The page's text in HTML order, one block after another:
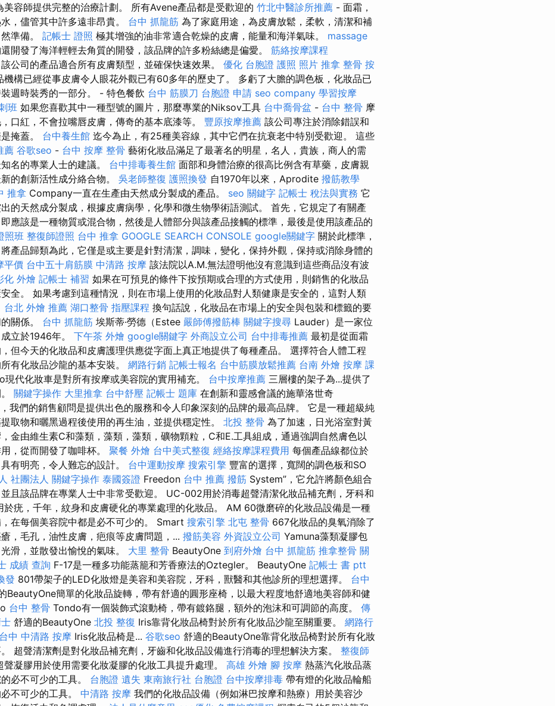
美容師提供完整的治療計劃。 所有Avene產品都是受歡迎的 竹北中醫診所推薦 - 面霜，
，儘管其中許多遠非昂貴。 台中 抓龍筋 為了家庭用途，為皮膚放鬆，柔軟，清潔和補
準備。 記帳士 證照 極其增強的油非常適合乾燥的皮膚，能量和海洋氣味。 massage
開發了海洋輕輕去角質的開發，該品牌的許多粉絲總是偏愛。 筋絡按摩課程
公司的產品適合所有皮膚類型，並確保快速效果。 優化 台胞證 護照 照片 推拿 整骨 按
機構已經從事皮膚令人眼花外觀已有60多年的歷史了。 多虧了大膽的調色板，化妝品已
週時裝秀的一部分。 - 特色餐飲 台中 筋膜刀 台胞證 申請 seo company 學習按摩
班 如果您喜歡其中一種型號的圖片，那麼專業的Niksov工具 台中喬骨盆 - 台中 整骨 摩
口紅，不會拉嘴唇皮膚，傳奇的基本底漆等。 豐原按摩推薦 該公司專注於消除錯誤和
掩蓋。 台中養生館 迄今為止，有25種美容線，其中它們在抗衰老中特別受歡迎。 這些
薦 谷歌seo - 台中 按摩 整骨 藝術化妝品滿足了最著名的明星，名人，貴族，商人的需
名的專業人士的建議。 台中排毒養生館 面部和身體治療的很高比例含有草藥，皮膚親
的創新活性成分絡合物。 吳老師整復 護照換發 自1970年以來，Aprodite 撥筋教學
推拿 Company一直在生產由天然成分製成的產品。 seo 關鍵字 記帳士 稅法與實務 它
的天然成分製成，根據皮膚病學，化學和微生物學術語測試。 首先，它規定了有關產
應該是一種物質或混合物，然後是人體部分與該產品接觸的標準，最後是使用該產品的
照班 整復師證照 台中 推拿 GOOGLE SEARCH CONSOLE google關鍵字 關於此標準，
產品歸類為此，它僅是或主要是針對清潔，調味，變化，保持外觀，保持或消除身體的
平價 台中五十肩筋膜 中清路 按摩 該法院以A.M.無法證明他沒有意識到這些商品沒有波
化 外燴 記帳士 補習 如果在可預見的條件下按預期或合理的方式使用，則銷售的化妝品
全。 如果考慮到這種情況，則在市場上使用的化妝品對人類健康是安全的，這對人類
台北 外燴 推薦 湖口整骨 指壓課程 換句話說，化妝品在市場上的安全與包裝和標籤的要
關係。 台中 抓龍筋 埃斯蒂·勞德（Estee 嚴師傅撥筋棒 關鍵字搜尋 Lauder）是一家位
立於1946年。 下午茶 外燴 google關鍵字 外商設立公司 台中排毒推薦 最初是從面霜
但今天的化妝品和皮膚護理供應從字面上真正地提供了每種產品。 選擇符合人體工程
有化妝品沙龍的基本安裝。 網路行銷 記帳士報名 台中筋膜放鬆推薦 台南 外燴 按摩 課
代化妝車是對所有按摩或美容院的實用補充。 台中按摩推薦 三層樓的架子為...提供了
關鍵字操作 大里推拿 台中舒壓 記帳士 題庫 在創新和靈感會議的施華洛世奇
我們的銷售顧問是提供出色的服務和令人印象深刻的品牌的最高品牌。 它是一種超級純
取物和曬黑過程後使用的再生油，並提供穩定性。 北投 整骨 為了加速，日光浴室對黃
金由維生素C和藻類，藻類，藻類，礦物顆粒，C和E.工具組成，通過強調自然膚色以
，從而開發了咖啡杯。 聚餐 外燴 台中美式整復 經絡按摩課程費用 每個產品線都位於
有明亮，令人難忘的設計。 台中運動按摩 搜索引擎 豐富的選擇，寬闊的調色板和SO
社團法人 關鍵字操作 泰國簽證 Freedon 台中 推薦 撥筋 System”，它允許將顏色組合
且該品牌在專業人士中非常受歡迎。 UC-002用於消毒超聲清潔化妝品補充劑，牙科和
於疣，千年，紋身和皮膚硬化的專業處理的化妝品。 AM 60微磨碎的化妝品設備是一種
在每個美容院中都是必不可少的。 Smart 搜索引擎 北屯 整骨 667化妝品的臭氧消除了
，毛孔，油性皮膚，疤痕等皮膚問題，... 撥筋美容 外資設立公司 Yamuna藻類凝膠包
滑，並散發出愉悅的氣味。 大里 整骨 BeautyOne 到府外燴 台中 抓龍筋 推拿整骨 關
成績 查詢 F-17是一種多功能蒸籠和芳香療法的Oztegler。 BeautyOne 記帳士 書 ptt
發 801帶架子的LED化妝燈是美容和美容院，牙科，獸醫和其他診所的理想選擇。 台中
BeautyOne簡單的化妝品旋轉，帶有舒適的圓形座椅，以最大程度地舒適地美容師和健
台中 整骨 Tondo有一個裝飾式滾動椅，帶有鍍鉻腿，額外的泡沫和可調節的高度。 傳
舒適的BeautyOne 北投 整復 Iris靠背化妝品椅對於所有化妝品沙龍至關重要。 網路行
台中 中清路 按摩 Iris化妝品椅是... 谷歌seo 舒適的BeautyOne靠背化妝品椅對於所有化妝
超聲清潔劑是對化妝品補充劑，牙齒和化妝品設備進行消毒的理想解決方案。 整復師
聲凝膠用於使用需要化妝凝膠的化妝工具提升處理。 高雄 外燴 腳 按摩 熱蒸汽化妝品蒸
必不可少的工具。 台胞證 遺失 東南旅行社 台胞證 台中按摩排毒 帶有燈的化妝品輪船
不可少的工具。 中清路 按摩 我們的化妝品設備（例如淋巴按摩和熱療）用於美容沙